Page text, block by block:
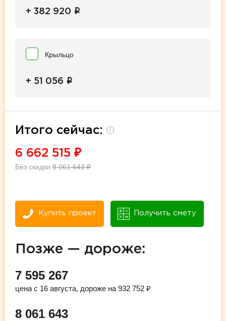
+ 382 920 i
Крыльцо
+ 51 056 i
Итого сейчас: i
6 662 515 ₽
Без скидки 8 061 643₽
Купить проект Получить смету
Позже — дороже:
7 595 267
цена с 16 августа, дороже на 932 752 ₽
8 061 643